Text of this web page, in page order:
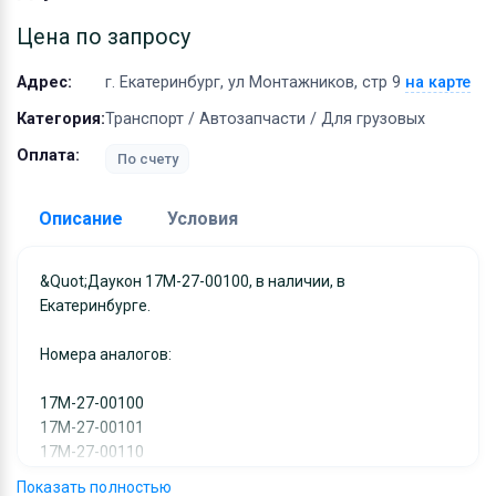
Цена по запросу
Адрес: г. Екатеринбург, ул Монтажников, стр 9 на карте
Категория:Транспорт / Автозапчасти / Для грузовых
Оплата:
По счету
Описание Условия
&quot;Даукон 17M-27-00100, в наличии, в
Екатеринбурге.
Номера аналогов:
17M-27-00100
17M-27-00101
17M-27-00110
Показать полностью
Доставка:
Адрес самовывоза:
Условия и гарантии:
Отправка товара осуществляется в течение 2-х
после получения оплаты и отправляются через UPS
отслеживанием местоположения посылки и
без обязательной подписи. При выборе доставки
Материалы